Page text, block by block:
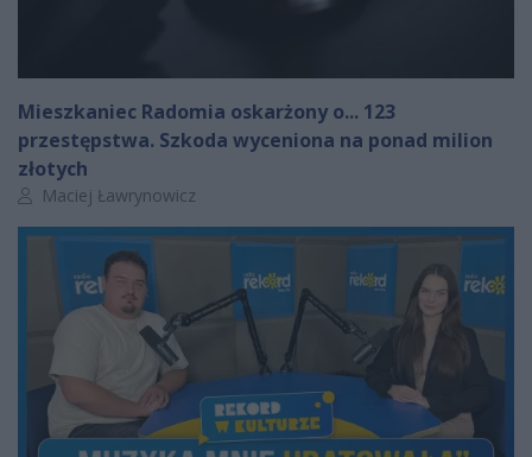
Mieszkaniec Radomia oskarżony o... 123
przestępstwa. Szkoda wyceniona na ponad milion
złotych
Autor artykułu:
Maciej Ławrynowicz